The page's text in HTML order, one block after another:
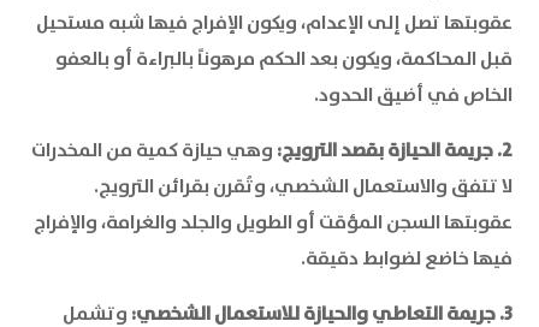
عقوبتها تصل إلى الإعدام، ويكون الإفراج فيها شبه مستحيل
قبل المحاكمة، ويكون بعد الحكم مرهوناً بالبراءة أو بالعفو
الخاص في أضيق الحدود.
2. جريمة الحيازة بقصد الترويج:
وهي حيازة كمية من المخدرات
لا تتفق والاستعمال الشخصي، وتُقرن بقرائن الترويج.
عقوبتها السجن المؤقت أو الطويل والجلد والغرامة، والإفراج
فيها خاضع لضوابط دقيقة.
3. جريمة التعاطي والحيازة للاستعمال الشخصي:
وتشمل